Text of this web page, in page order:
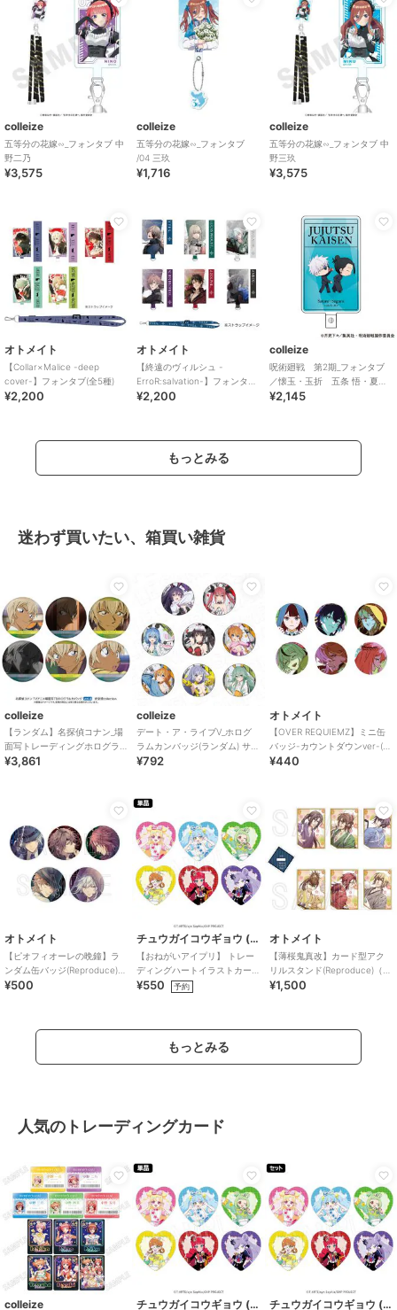
colleize
五等分の花嫁∽_フォンタブ 中
野二乃
¥3,575
colleize
五等分の花嫁∽_フォンタブ
/04 三玖
¥1,716
colleize
五等分の花嫁∽_フォンタブ 中
野三玖
¥3,575
オトメイト
【Collar×Malice -deep
cover-】フォンタブ(全5種)
¥2,200
オトメイト
【終遠のヴィルシュ -
ErroR:salvation-】フォンタブ
(全6種)
¥2,200
colleize
呪術廻戦 第2期_フォンタブ
／懐玉・玉折 五条 悟・夏油
傑 B
¥2,145
もっとみる
迷わず買いたい、箱買い雑貨
colleize
【ランダム】名探偵コナン_場
面写トレーディングホログラ
ム缶バッジ 安室透collection
¥3,861
colleize
デート・ア・ライブV_ホログ
ラムカンバッジ(ランダム) サイ
バーバニー ver.
¥792
オトメイト
【OVER REQUIEMZ】ミニ缶
バッジ-カウントダウンver-(ラ
ンダム全6種)
¥440
オトメイト
【ピオフィオーレの晩鐘】ラ
ンダム缶バッジ(Reproduce)
（ランダム全5種）
¥500
チュウガイコウギョウ (Chugai Mining)
【おねがいアイプリ】 トレー
ディングハートイラストカー
ド （ランダム全6種）
¥550 予約
オトメイト
【薄桜鬼真改】カード型アク
リルスタンド(Reproduce)（ラ
ンダム全6種）
¥1,500
もっとみる
人気のトレーディングカード
colleize チュウガイコウギョウ (Chugai Mining) チュウガイコウギョウ (Chugai Mining)